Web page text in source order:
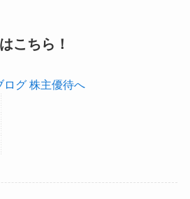
こちら！